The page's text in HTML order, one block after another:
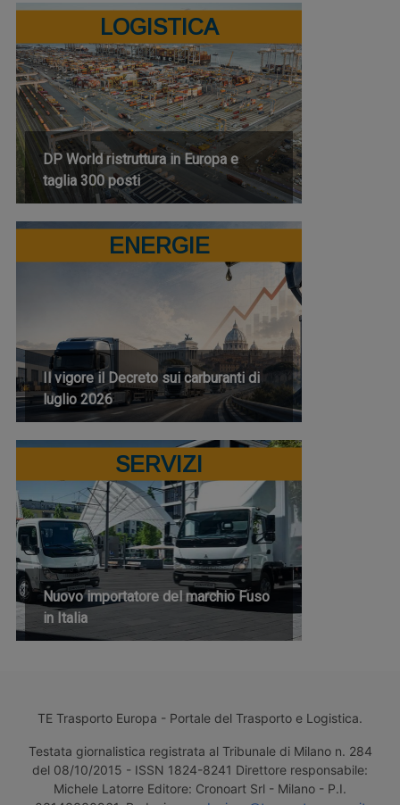
LOGISTICA
DP World ristruttura in Europa e
taglia 300 posti
ENERGIE
Il vigore il Decreto sui carburanti di
luglio 2026
SERVIZI
Nuovo importatore del marchio Fuso
in Italia
TE Trasporto Europa - Portale del Trasporto e Logistica.
Testata giornalistica registrata al Tribunale di Milano n. 284
del 08/10/2015 - ISSN 1824-8241 Direttore responsabile:
Michele Latorre Editore: Cronoart Srl - Milano - P.I.